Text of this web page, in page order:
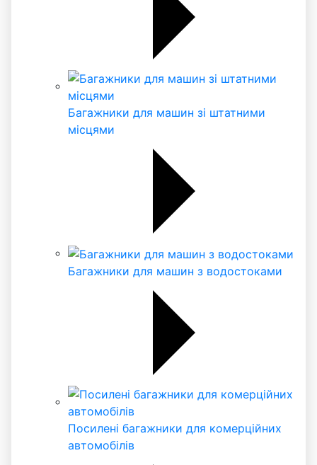
Багажники для машин зі штатними
місцями
Багажники для машин з водостоками
Посилені багажники для комерційних
автомобілів